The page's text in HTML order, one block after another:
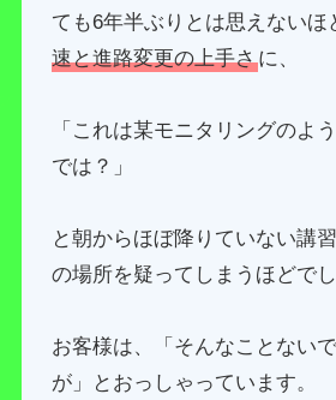
ても6年半ぶりとは思えないほ
速と進路変更の上手さに、
「これは某モニタリングのよ
では？」
と朝からほぼ降りていない講
の場所を疑ってしまうほどでし
お客様は、「そんなことない
が」とおっしゃっています。